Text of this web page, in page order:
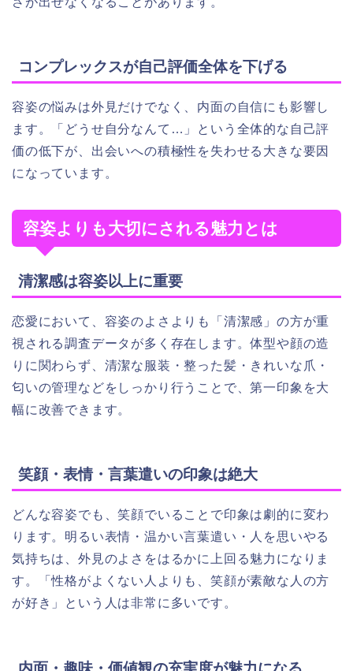
コンプレックスが自己評価全体を下げる
容姿の悩みは外見だけでなく、内面の自信にも影響し
ます。「どうせ自分なんて…」という全体的な自己評
価の低下が、出会いへの積極性を失わせる大きな要因
になっています。
容姿よりも大切にされる魅力とは
清潔感は容姿以上に重要
恋愛において、容姿のよさよりも「清潔感」の方が重
視される調査データが多く存在します。体型や顔の造
りに関わらず、清潔な服装・整った髪・きれいな爪・
匂いの管理などをしっかり行うことで、第一印象を大
幅に改善できます。
笑顔・表情・言葉遣いの印象は絶大
どんな容姿でも、笑顔でいることで印象は劇的に変わ
ります。明るい表情・温かい言葉遣い・人を思いやる
気持ちは、外見のよさをはるかに上回る魅力になりま
す。「性格がよくない人よりも、笑顔が素敵な人の方
が好き」という人は非常に多いです。